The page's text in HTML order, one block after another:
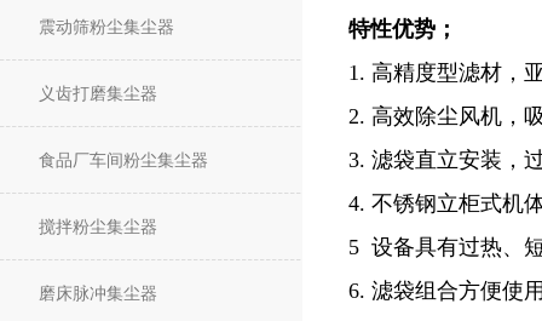
震动筛粉尘集尘器
义齿打磨集尘器
食品厂车间粉尘集尘器
搅拌粉尘集尘器
磨床脉冲集尘器
特性优势；
1. 高精度型滤材，
2. 高效除尘风机，
3. 滤袋直立安装，
4. 不锈钢立柜式机
5 设备具有过热、
6. 滤袋组合方便使